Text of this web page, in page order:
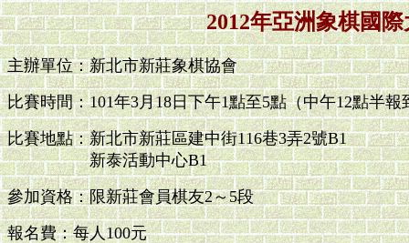
2012年亞洲象棋國
主辦單位：新北市新莊象棋協會
比賽時間：101年3月18日下午1點至5點（中午12點半報
比賽地點：新北市新莊區建中街116巷3弄2號B1
新泰活動中心B1
參加資格：限新莊會員棋友2～5段
報名費：每人100元